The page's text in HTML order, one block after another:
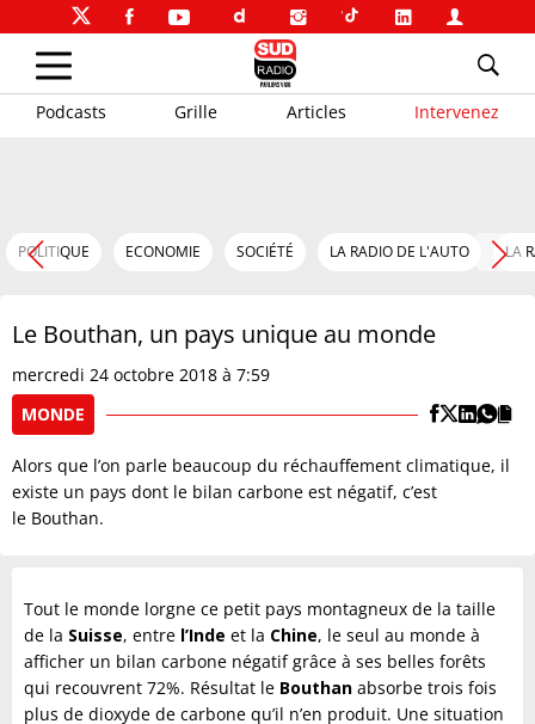
Podcasts Grille Articles Intervenez
POLITIQUE ECONOMIE SOCIÉTÉ LA RADIO DE L'AUTO LA
Le Bouthan, un pays unique au monde
mercredi 24 octobre 2018 à 7:59
MONDE
Alors que l’on parle beaucoup du réchauffement climatique, il
existe un pays dont le bilan carbone est négatif, c’est
le Bouthan.
Tout le monde lorgne ce petit pays montagneux de la taille
de la Suisse, entre l’Inde et la Chine, le seul au monde à
afficher un bilan carbone négatif grâce à ses belles forêts
qui recouvrent 72%. Résultat le Bouthan absorbe trois fois
plus de dioxyde de carbone qu’il n’en produit. Une situation